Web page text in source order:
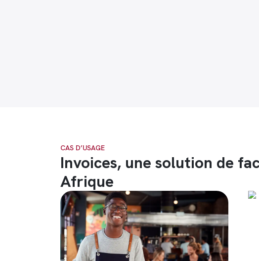
CAS D’USAGE
Invoices, une solution de
Afrique